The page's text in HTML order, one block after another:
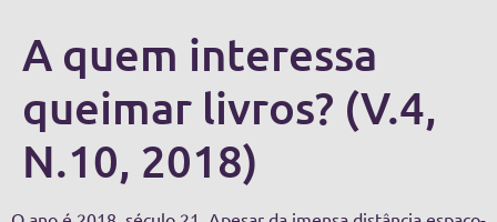
A quem interessa
queimar livros? (V.4,
N.10, 2018)